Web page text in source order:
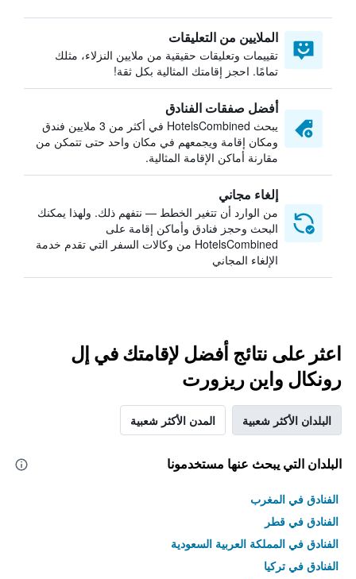
الملايين من التعليقات
تقييمات وتعليقات حقيقية من ملايين النزلاء، مثلك
تمامًا. احجز إقامتك المثالية بكل ثقة!
أفضل صفقات الفنادق
يبحث HotelsCombined في أكثر من 3 ملايين فندق
ومكان إقامة ويجمعهم في مكان واحد حتى تتمكن من
مقارنة أماكن الإقامة المثالية.
إلغاء مجاني
من الوارد أن تتغير الخطط — نتفهم ذلك. ولهذا يمكنك
البحث وحجز فنادق وأماكن إقامة على
HotelsCombined من وكالات السفر التي تقدم خدمة
الإلغاء المجاني
اعثر على نتائج أفضل لإقامتك في إل
رونكال واين ريزورت
البلدان الأكثر شعبية المدن الأكثر شعبية
البلدان التي يبحث عنها مستخدمونا
الفنادق في المغرب
الفنادق في قطر
الفنادق في المملكة العربية السعودية
الفنادق في تركيا